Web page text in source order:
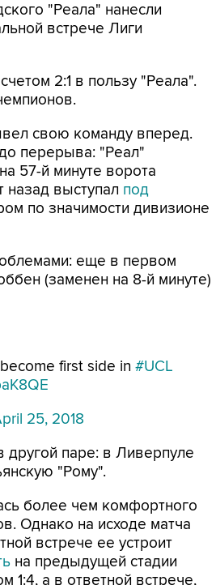
"Реала" нанесли
встрече Лиги
2:1 в пользу "Реала".
свою команду вперед.
перерыва: "Реал"
57-й минуте ворота
выступал под
по значимости дивизионе
еще в первом
(заменен на 8-й минуте)
first side in #UCL
25, 2018
паре: в Ливерпуле
"Рому".
более чем комфортного
Однако на исходе матча
встрече ее устроит
на предыдущей стадии
1:4, а в ответной встрече,